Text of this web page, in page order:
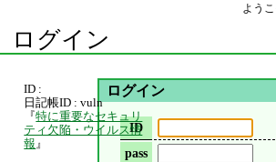
よう
ログイン
ログイン
ID
pass
ID :
日記帳ID : vuln
『特に重要なセキュリ
ティ欠陥・ウイルス情
報 』